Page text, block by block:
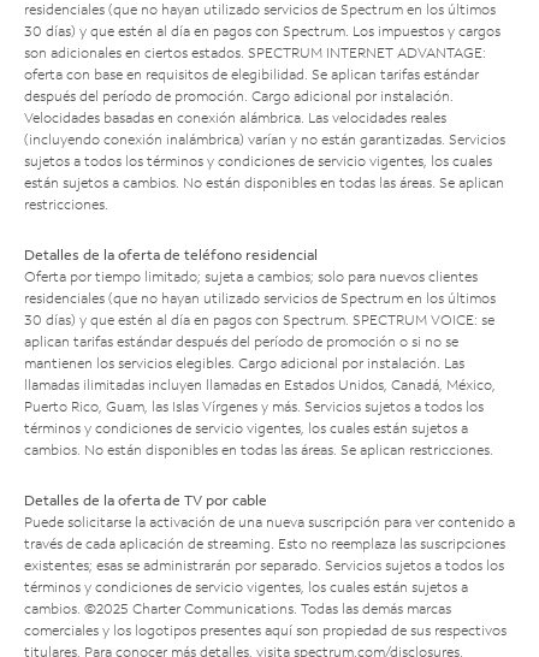
residenciales (que no hayan utilizado servicios de Spectrum en los últimos
30 días) y que estén al día en pagos con Spectrum. Los impuestos y cargos
son adicionales en ciertos estados. SPECTRUM INTERNET ADVANTAGE:
oferta con base en requisitos de elegibilidad. Se aplican tarifas estándar
después del período de promoción. Cargo adicional por instalación.
Velocidades basadas en conexión alámbrica. Las velocidades reales
(incluyendo conexión inalámbrica) varían y no están garantizadas. Servicios
sujetos a todos los términos y condiciones de servicio vigentes, los cuales
están sujetos a cambios. No están disponibles en todas las áreas. Se aplican
restricciones.
Detalles de la oferta de teléfono residencial
Oferta por tiempo limitado; sujeta a cambios; solo para nuevos clientes
residenciales (que no hayan utilizado servicios de Spectrum en los últimos
30 días) y que estén al día en pagos con Spectrum. SPECTRUM VOICE: se
aplican tarifas estándar después del período de promoción o si no se
mantienen los servicios elegibles. Cargo adicional por instalación. Las
llamadas ilimitadas incluyen llamadas en Estados Unidos, Canadá, México,
Puerto Rico, Guam, las Islas Vírgenes y más. Servicios sujetos a todos los
términos y condiciones de servicio vigentes, los cuales están sujetos a
cambios. No están disponibles en todas las áreas. Se aplican restricciones.
Detalles de la oferta de TV por cable
Puede solicitarse la activación de una nueva suscripción para ver contenido a
través de cada aplicación de streaming. Esto no reemplaza las suscripciones
existentes; esas se administrarán por separado. Servicios sujetos a todos los
términos y condiciones de servicio vigentes, los cuales están sujetos a
cambios. ©2025 Charter Communications. Todas las demás marcas
comerciales y los logotipos presentes aquí son propiedad de sus respectivos
titulares. Para conocer más detalles, visita spectrum.com/disclosures